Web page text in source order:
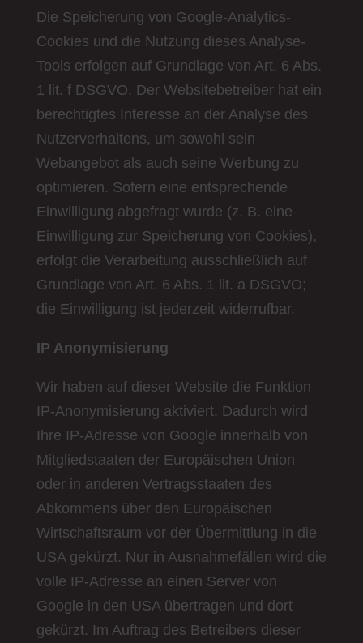
Die Speicherung von Google-Analytics-
Cookies und die Nutzung dieses Analyse-
Tools erfolgen auf Grundlage von Art. 6 Abs.
1 lit. f DSGVO. Der Websitebetreiber hat ein
berechtigtes Interesse an der Analyse des
Nutzerverhaltens, um sowohl sein
Webangebot als auch seine Werbung zu
optimieren. Sofern eine entsprechende
Einwilligung abgefragt wurde (z. B. eine
Einwilligung zur Speicherung von Cookies),
erfolgt die Verarbeitung ausschließlich auf
Grundlage von Art. 6 Abs. 1 lit. a DSGVO;
die Einwilligung ist jederzeit widerrufbar.
IP Anonymisierung
Wir haben auf dieser Website die Funktion
IP-Anonymisierung aktiviert. Dadurch wird
Ihre IP-Adresse von Google innerhalb von
Mitgliedstaaten der Europäischen Union
oder in anderen Vertragsstaaten des
Abkommens über den Europäischen
Wirtschaftsraum vor der Übermittlung in die
USA gekürzt. Nur in Ausnahmefällen wird die
volle IP-Adresse an einen Server von
Google in den USA übertragen und dort
gekürzt. Im Auftrag des Betreibers dieser